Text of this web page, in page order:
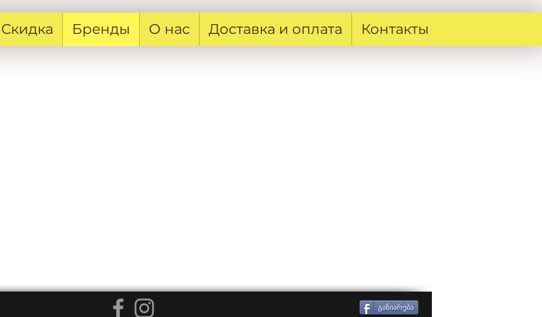
Скидка Бренды О нас Доставка и оплата Контакты
გაზიარება